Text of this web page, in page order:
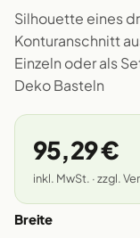
Silhouette eines
Konturanschnitt
Einzeln oder als
Deko Basteln
95,29 €
inkl. MwSt. · zzgl.
Breite